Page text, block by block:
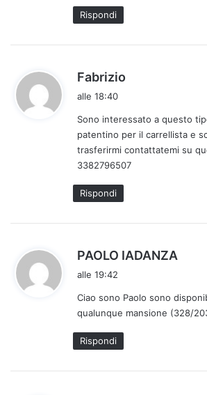
Rispondi
Fabrizio
e
t
t
o
alle 18:40
Sono interessato a questo
patentino per il carrellista e
trasferirmi contattatemi su
3382796507
Rispondi
PAOLO IADANZA
e
t
alle 19:42
Ciao sono Paolo sono
qualunque mansione (328/
Rispondi